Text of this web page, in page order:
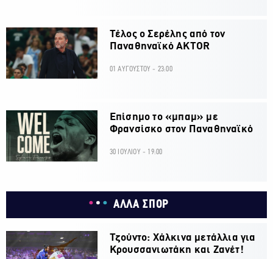
Τέλος ο Σερέλης από τον
Παναθηναϊκό AKTOR
01 ΑΥΓΟΥΣΤΟΥ - 23:00
Επίσημο το «μπαμ» με
Φρανσίσκο στον Παναθηναϊκό
30 ΙΟΥΛΙΟΥ - 19:00
ΑΛΛΑ ΣΠΟΡ
Τζούντο: Χάλκινα μετάλλια για
Κρουσσανιωτάκη και Ζανέτ!